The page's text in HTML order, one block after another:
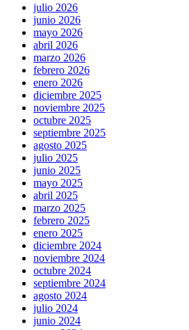
julio 2026
junio 2026
mayo 2026
abril 2026
marzo 2026
febrero 2026
enero 2026
diciembre 2025
noviembre 2025
octubre 2025
septiembre 2025
agosto 2025
julio 2025
junio 2025
mayo 2025
abril 2025
marzo 2025
febrero 2025
enero 2025
diciembre 2024
noviembre 2024
octubre 2024
septiembre 2024
agosto 2024
julio 2024
junio 2024